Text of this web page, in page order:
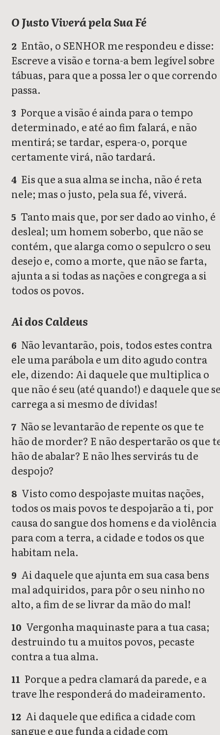
O Justo Viverá pela Sua Fé
2 Então, o SENHOR me respondeu e disse:
Escreve a visão e torna-a bem legível sobre
tábuas, para que a possa ler o que correndo
passa.
3 Porque a visão é ainda para o tempo
determinado, e até ao fim falará, e não
mentirá; se tardar, espera-o, porque
certamente virá, não tardará.
4 Eis que a sua alma se incha, não é reta
nele; mas o justo, pela sua fé, viverá.
5 Tanto mais que, por ser dado ao vinho, é
desleal; um homem soberbo, que não se
contém, que alarga como o sepulcro o seu
desejo e, como a morte, que não se farta,
ajunta a si todas as nações e congrega a si
todos os povos.
Ai dos Caldeus
6 Não levantarão, pois, todos estes contra
ele uma parábola e um dito agudo contra
ele, dizendo: Ai daquele que multiplica o
que não é seu (até quando!) e daquele que
carrega a si mesmo de dívidas!
7 Não se levantarão de repente os que te
hão de morder? E não despertarão os que
hão de abalar? E não lhes servirás tu de
despojo?
8 Visto como despojaste muitas nações,
todos os mais povos te despojarão a ti, por
causa do sangue dos homens e da violência
para com a terra, a cidade e todos os que
habitam nela.
9 Ai daquele que ajunta em sua casa bens
mal adquiridos, para pôr o seu ninho no
alto, a fim de se livrar da mão do mal!
10 Vergonha maquinaste para a tua casa;
destruindo tu a muitos povos, pecaste
contra a tua alma.
11 Porque a pedra clamará da parede, e a
trave lhe responderá do madeiramento.
12 Ai daquele que edifica a cidade com
sangue e que funda a cidade com